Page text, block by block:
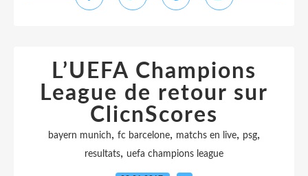
L’UEFA Champions
League de retour sur
ClicnScores
bayern munich, fc barcelone, matchs en live, psg,
resultats, uefa champions league